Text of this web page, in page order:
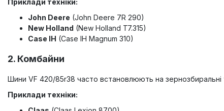
Приклади техніки:
John Deere (John Deere 7R 290)
New Holland (New Holland T7.315)
Case IH (Case IH Magnum 310)
2. Комбайни
Шини VF 420/85r38 часто встановлюють на зернозбиральні
Приклади техніки: